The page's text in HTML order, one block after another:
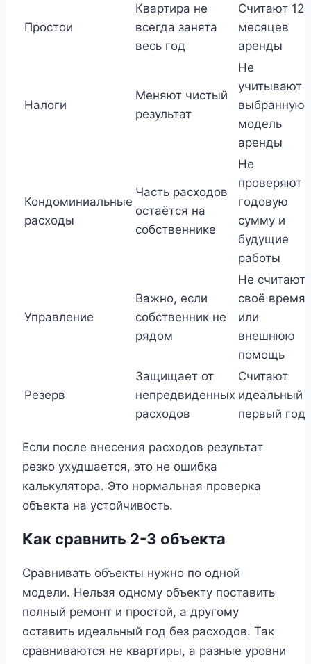
Простои
Квартира не
всегда занята
весь год
Считают 12
месяцев
аренды
Налоги
Меняют чистый
результат
Не
учитывают
выбранную
модель
аренды
Кондоминиальные
расходы
Часть расходов
остаётся на
собственнике
Не
проверяют
годовую
сумму и
будущие
работы
Управление
Важно, если
собственник не
рядом
Не считают
своё время
или
внешнюю
помощь
Резерв
Защищает от
непредвиденных
расходов
Считают
идеальный
первый год
Если после внесения расходов результат
резко ухудшается, это не ошибка
калькулятора. Это нормальная проверка
объекта на устойчивость.
Как сравнить 2-3 объекта
Сравнивать объекты нужно по одной
модели. Нельзя одному объекту поставить
полный ремонт и простой, а другому
оставить идеальный год без расходов. Так
сравниваются не квартиры, а разные уровни